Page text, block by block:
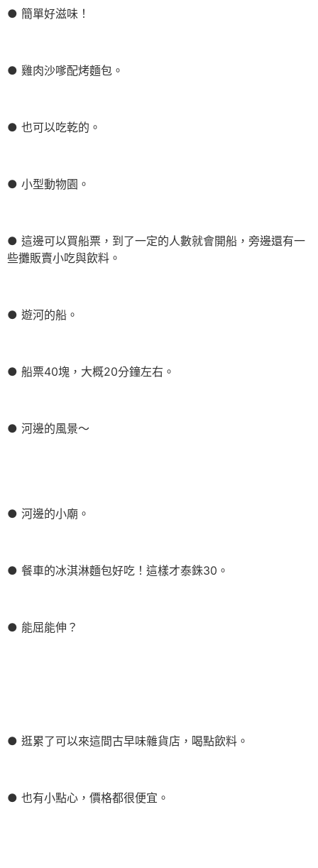
● 簡單好滋味！
● 雞肉沙嗲配烤麵包。
● 也可以吃乾的。
● 小型動物園。
● 這邊可以買船票，到了一定的人數就會開船，旁邊還有一
些攤販賣小吃與飲料。
● 遊河的船。
● 船票40塊，大概20分鐘左右。
● 河邊的風景～
● 河邊的小廟。
● 餐車的冰淇淋麵包好吃！這樣才泰銖30。
● 能屈能伸？
● 逛累了可以來這間古早味雜貨店，喝點飲料。
● 也有小點心，價格都很便宜。